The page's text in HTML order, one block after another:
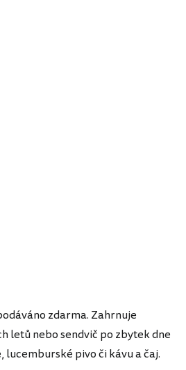
zdarma. Zahrnuje
letů nebo sendvič po zbytek dne
pivo či kávu a čaj.